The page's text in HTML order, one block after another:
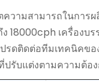
ความสามารถในการ
18000cph เครื่องบ
รดติดต่อทีมเทคนิคขอ
รับแต่งตามความต้อ